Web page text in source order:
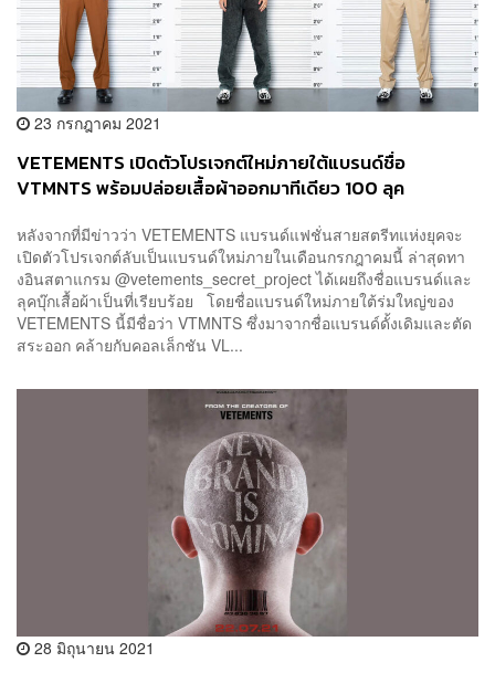
23 กรกฎาคม 2021
VETEMENTS เปิดตัวโปรเจกต์ใหม่ภายใต้แบรนด์ชื่อ
VTMNTS พร้อมปล่อยเสื้อผ้าออกมาทีเดียว 100 ลุค
หลังจากที่มีข่าวว่า VETEMENTS แบรนด์แฟชั่นสายสตรีทแห่งยุคจะ
เปิดตัวโปรเจกต์ลับเป็นแบรนด์ใหม่ภายในเดือนกรกฎาคมนี้ ล่าสุดทา
งอินสตาแกรม @vetements_secret_project ได้เผยถึงชื่อแบรนด์และ
ลุคบุ๊กเสื้อผ้าเป็นที่เรียบร้อย โดยชื่อแบรนด์ใหม่ภายใต้ร่มใหญ่ของ
VETEMENTS นี้มีชื่อว่า VTMNTS ซึ่งมาจากชื่อแบรนด์ดั้งเดิมและตัด
สระออก คล้ายกับคอลเล็กชัน VL...
28 มิถุนายน 2021